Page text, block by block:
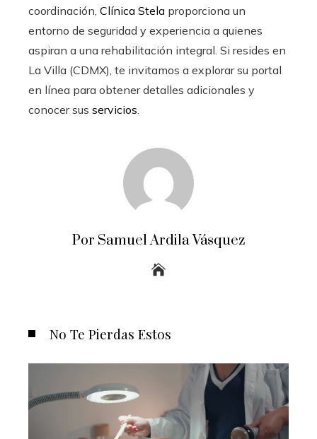
coordinación, Clínica Stela proporciona un
entorno de seguridad y experiencia a quienes
aspiran a una rehabilitación integral. Si resides en
La Villa (CDMX), te invitamos a explorar su portal
en línea para obtener detalles adicionales y
conocer sus servicios.
Por Samuel Ardila Vásquez
No Te Pierdas Estos